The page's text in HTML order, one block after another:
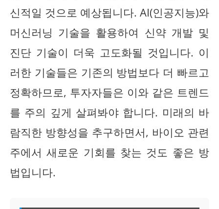
신적일 것으로 예상됩니다. AI(인공지능)와
머신러닝 기술을 활용하여 신약 개발 및
진단 기술이 더욱 고도화될 것입니다. 이
러한 기술들은 기존의 방법보다 더 빠르고
정확하므로, 투자자들은 이와 같은 트렌드
를 주의 깊게 살펴봐야 합니다. 미래의 바
람직한 방향성을 추구하면서, 바이오 관련
주에서 새로운 기회를 찾는 것도 좋은 방
법입니다.